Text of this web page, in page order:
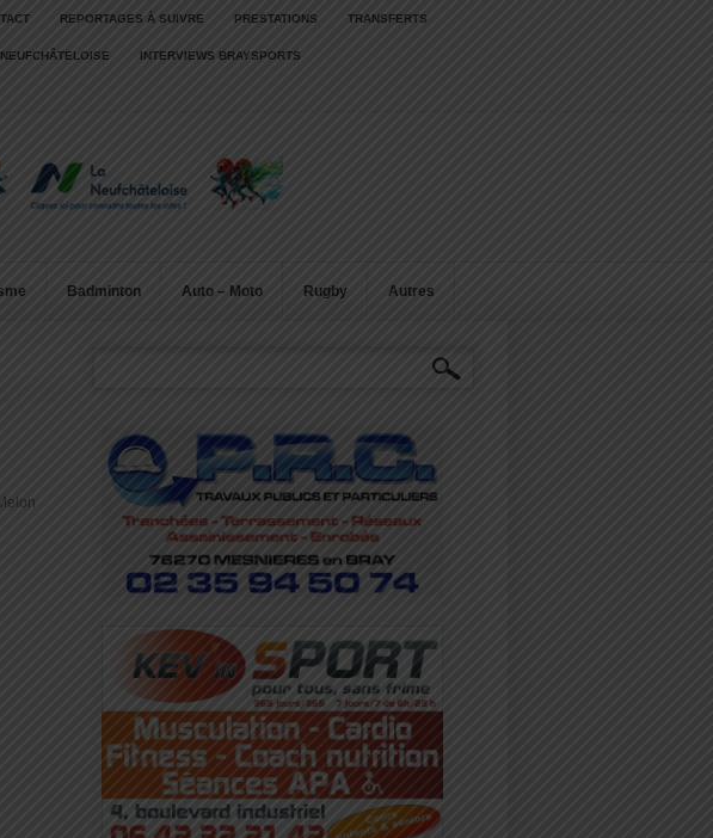
REPORTAGES À SUIVRE PRESTATIONS TRANSFERTS
INTERVIEWS BRAYSPORTS
Badminton Auto – Moto Rugby Autres